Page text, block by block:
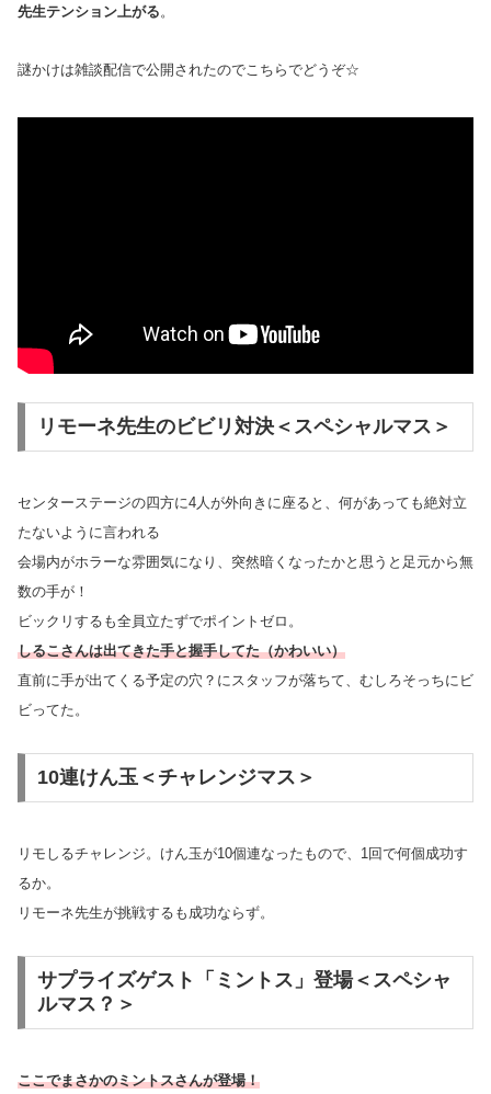
先生テンション上がる 。
謎かけは雑談配信で公開されたのでこちらでどうぞ☆
リモーネ先生のビビリ対決＜スペシャルマス＞
センターステージの四方に4人が外向きに座ると、何があっても絶対立
たないように言われる
会場内がホラーな雰囲気になり、突然暗くなったかと思うと足元から無
数の手が！
ビックリするも全員立たずでポイントゼロ。
しるこさんは出てきた手と握手してた（かわいい）
直前に手が出てくる予定の穴？にスタッフが落ちて、むしろそっちにビ
ビってた。
10連けん玉＜チャレンジマス＞
リモしるチャレンジ。けん玉が10個連なったもので、1回で何個成功す
るか。
リモーネ先生が挑戦するも成功ならず。
サプライズゲスト「ミントス」登場＜スペシャ
ルマス？＞
ここでまさかのミントスさんが登場！